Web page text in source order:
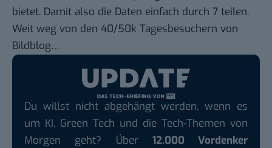
bietet. Damit also die Daten einfach durch 7 teilen.
Weit weg von den 40/50k Tagesbesuchern von
Bildblog…
Du willst nicht abgehängt werden, wenn es
um KI, Green Tech und die Tech-Themen von
Morgen geht? Über 12.000 Vordenker